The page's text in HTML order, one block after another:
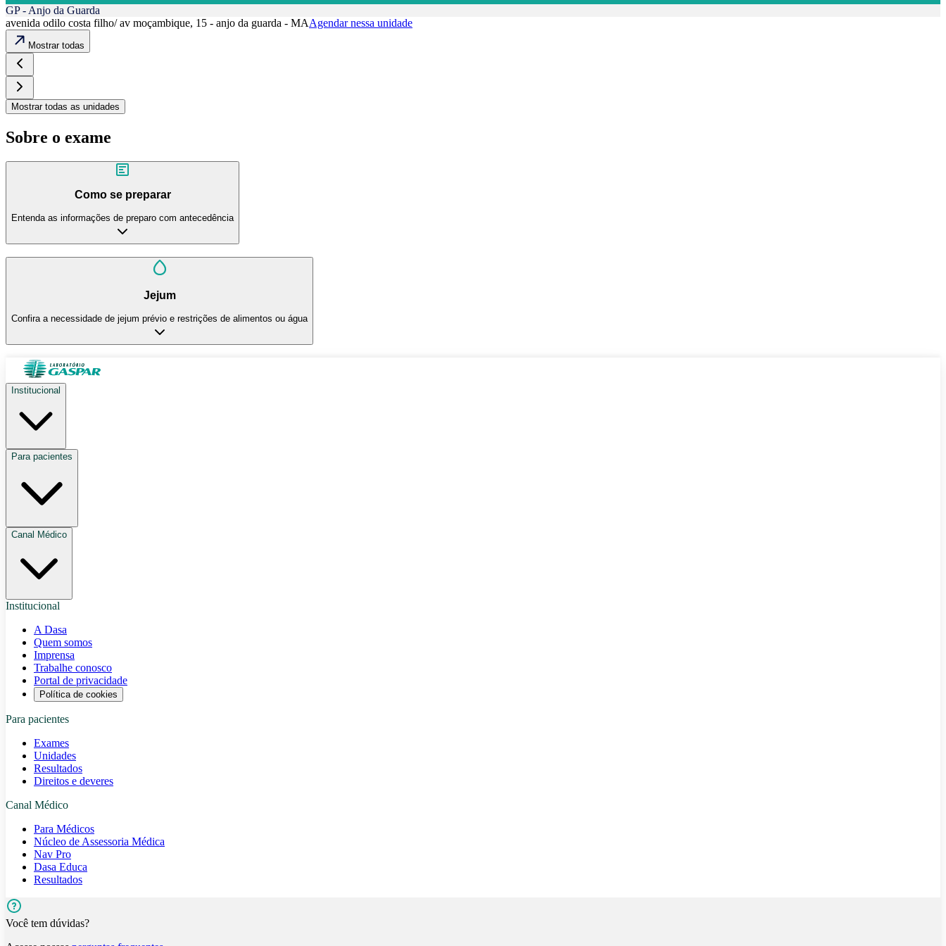
GP - Anjo da Guarda
avenida odilo costa filho/ av moçambique, 15 - anjo da guarda - MAAgendar nessa unidade
Mostrar todas
Mostrar todas as unidades
Sobre o exame
Como se preparar
Entenda as informações de preparo com antecedência
Jejum
Confira a necessidade de jejum prévio e restrições de alimentos ou água
Institucional
Para pacientes
Canal Médico
Institucional
A Dasa
Quem somos
Imprensa
Trabalhe conosco
Portal de privacidade
Política de cookies
Para pacientes
Exames
Unidades
Resultados
Direitos e deveres
Canal Médico
Para Médicos
Núcleo de Assessoria Médica
Nav Pro
Dasa Educa
Resultados
Você tem dúvidas?